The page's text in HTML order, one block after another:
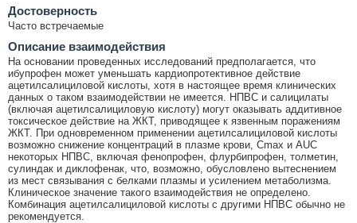
Достоверность
Часто встречаемые
Описание взаимодействия
На основании проведенных исследований предполагается, что
ибупрофен может уменьшать кардиопротективное действие
ацетилсалициловой кислоты, хотя в настоящее время клинических
данных о таком взаимодействии не имеется. НПВС и салицилаты
(включая ацетилсалициловую кислоту) могут оказывать аддитивное
токсическое действие на ЖКТ, приводящее к язвенным поражениям
ЖКТ. При одновременном применении ацетилсалициловой кислоты
возможно снижение концентраций в плазме крови, Cmax и AUC
некоторых НПВС, включая фенопрофен, флурбипрофен, толметин,
сулиндак и диклофенак, что, возможно, обусловлено вытеснением
из мест связывания с белками плазмы и усилением метаболизма.
Клиническое значение такого взаимодействия не определено.
Комбинация ацетилсалициловой кислоты с другими НПВС обычно не
рекомендуется.